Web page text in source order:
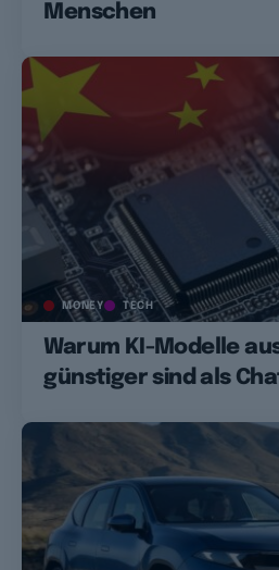
Menschen
MONEY TECH
Warum KI-Modelle
günstiger sind als